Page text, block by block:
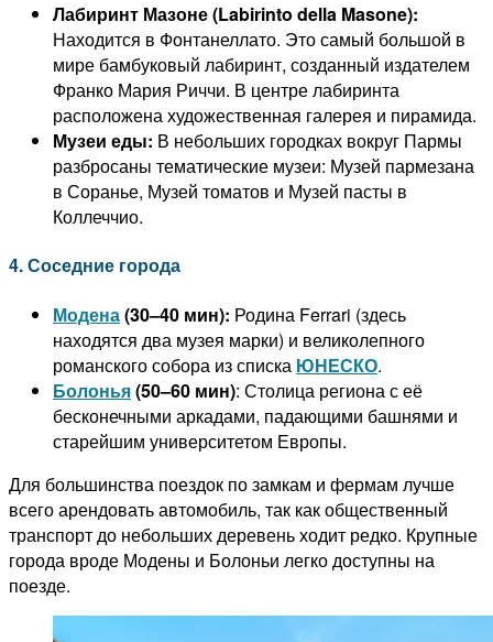
Лабиринт Мазоне (Labirinto della Masone):
Находится в Фонтанеллато. Это самый большой в
мире бамбуковый лабиринт, созданный издателем
Франко Мария Риччи. В центре лабиринта
расположена художественная галерея и пирамида.
Музеи еды: В небольших городках вокруг Пармы
разбросаны тематические музеи: Музей пармезана
в Соранье, Музей томатов и Музей пасты в
Коллеччио.
4. Соседние города
Модена(30–40 мин): Родина Ferrari (здесь
находятся два музея марки) и великолепного
романского собора из списка ЮНЕСКО.
Болонья(50–60 мин): Столица региона с её
бесконечными аркадами, падающими башнями и
старейшим университетом Европы.
Для большинства поездок по замкам и фермам лучше
всего арендовать автомобиль, так как общественный
транспорт до небольших деревень ходит редко. Крупные
города вроде Модены и Болоньи легко доступны на
поезде.